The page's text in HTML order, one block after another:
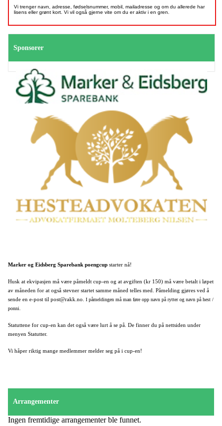
Vi trenger navn, adresse, fødselsnummer, mobil, mailadresse og om du allerede har
lisens eller grønt kort. Vi vil også gjerne vite om du er aktiv i en gren.
Sponsorer
Marker og Eidsberg Sparebank poengcup starter nå!
Husk at ekvipasjen må være påmeldt cup-en og at avgiften (kr 150) må være betalt i løpet
av måneden for at også stevner startet samme måned telles med. Påmelding gjøres ved å
sende en e-post til post@rakk.no.
I påmeldingen må man føre opp navn på rytter og navn på hest /
ponni.
Statuttene for cup-en kan det også være lurt å se på. De finner du på nettsiden under
menyen Statutter.
Vi håper riktig mange medlemmer melder seg på i cup-en!
Arrangementer
Ingen fremtidige arrangementer ble funnet.